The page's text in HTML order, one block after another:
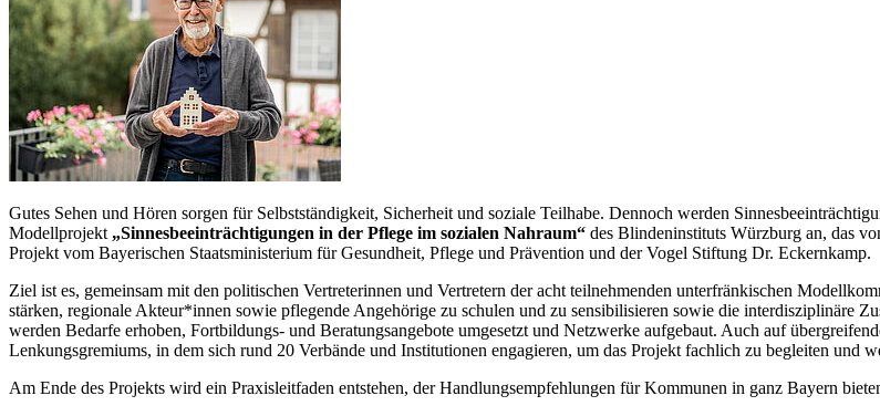
Gutes Sehen und Hören sorgen für Selbstständigkeit, Sicherheit und soziale Teilhabe. Dennoch werden
Modellprojekt „Sinnesbeeinträchtigungen in der Pflege im sozialen Nahraum“ des Blindeninstituts Würzburg an, das
Projekt vom Bayerischen Staatsministerium für Gesundheit, Pflege und Prävention und der Vogel Stiftung Dr. Eckernkamp.
Ziel ist es, gemeinsam mit den politischen Vertreterinnen und Vertretern der acht teilnehmenden unterfränkischen
stärken, regionale Akteur*innen sowie pflegende Angehörige zu schulen und zu sensibilisieren sowie die interdisziplinäre
werden Bedarfe erhoben, Fortbildungs- und Beratungsangebote umgesetzt und Netzwerke aufgebaut. Auch auf
Lenkungsgremiums, in dem sich rund 20 Verbände und Institutionen engagieren, um das Projekt fachlich zu begleiten und
Am Ende des Projekts wird ein Praxisleitfaden entstehen, der Handlungsempfehlungen für Kommunen in ganz Bayern